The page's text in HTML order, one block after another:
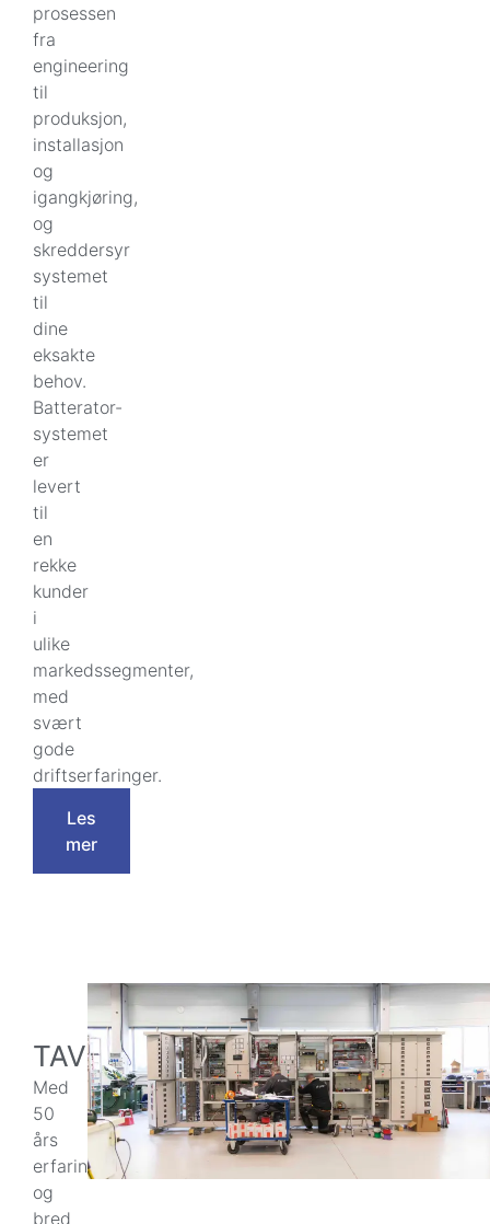
prosessen
fra
engineering
til
produksjon,
installasjon
og
igangkjøring,
og
skreddersyr
systemet
til
dine
eksakte
behov.
Batterator-
systemet
er
levert
til
en
rekke
kunder
i
ulike
markedssegmenter,
med
svært
gode
driftserfaringer.
Les
mer
TAVLEPRODUKSJON
Med
50
års
erfaring
og
bred